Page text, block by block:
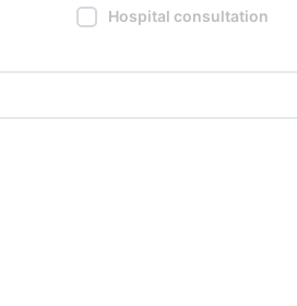
Hospital consultation